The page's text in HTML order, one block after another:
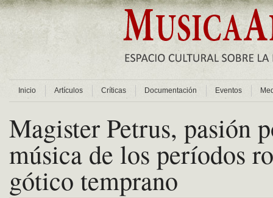
Inicio Artículos Críticas Documentación Eventos
Magister Petrus, pasión
música de los períodos
gótico temprano